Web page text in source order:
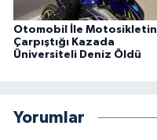
Otomobil İle Motosikletin
Çarpıştığı Kazada
Üniversiteli Deniz Öldü
Yorumlar